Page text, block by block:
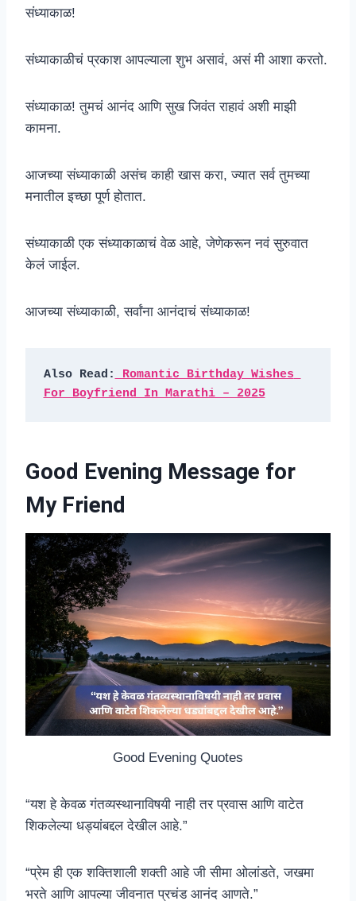
संध्याकाळ!
संध्याकाळीचं प्रकाश आपल्याला शुभ असावं, असं मी आशा करतो.
संध्याकाळ! तुमचं आनंद आणि सुख जिवंत राहावं अशी माझी
कामना.
आजच्या संध्याकाळी असंच काही खास करा, ज्यात सर्व तुमच्या
मनातील इच्छा पूर्ण होतात.
संध्याकाळी एक संध्याकाळाचं वेळ आहे, जेणेकरून नवं सुरुवात
केलं जाईल.
आजच्या संध्याकाळी, सर्वांना आनंदाचं संध्याकाळ!
Also Read:
Romantic Birthday Wishes
For Boyfriend In Marathi – 2025
Good Evening Message for
My Friend
Good Evening Quotes
“यश हे केवळ गंतव्यस्थानाविषयी नाही तर प्रवास आणि वाटेत
शिकलेल्या धड्यांबद्दल देखील आहे.”
“प्रेम ही एक शक्तिशाली शक्ती आहे जी सीमा ओलांडते, जखमा
भरते आणि आपल्या जीवनात प्रचंड आनंद आणते.”